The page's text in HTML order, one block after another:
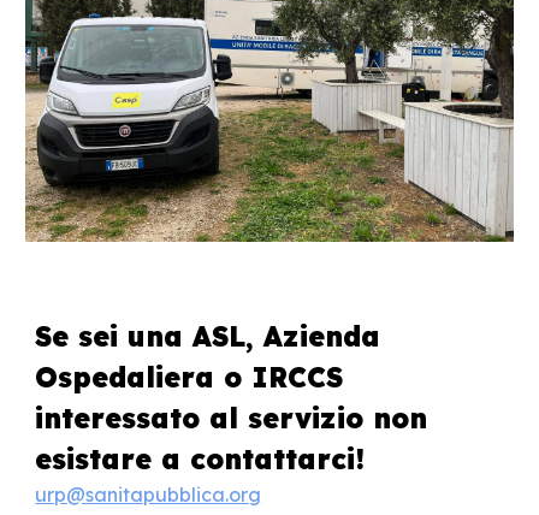
Se sei una ASL, Azienda
Ospedaliera o IRCCS
interessato al servizio non
esistare a contattarci!
urp@sanitapubblica.org